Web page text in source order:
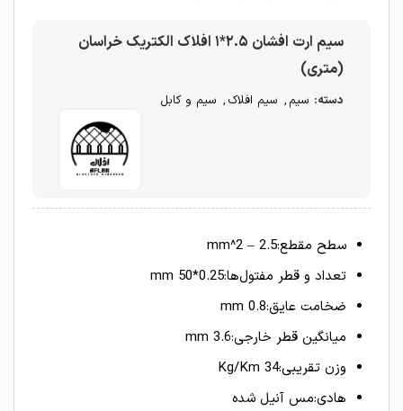
سیم ارت افشان ۲.۵*۱ افلاک الکتریک خراسان
(متری)
دسته: سیم , سیم افلاک , سیم و کابل
سطح مقطع:2.5 – mm^2
تعداد و قطر مفتول‌ها:0.25*50 mm
ضخامت عایق:0.8 mm
میانگین قطر خارجی:3.6 mm
وزن تقریبی:34 Kg/Km
هادی:مس آنیل شده